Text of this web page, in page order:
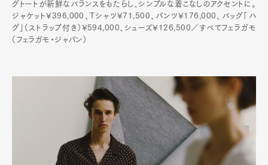
グトートが新鮮なバランスをもたらし、シンプルな着こなしのアクセントに。
ジャケット¥396,000、Tシャツ¥71,500、パンツ¥176,000、バッグ「ハ
グ」（ストラップ付き）¥594,000、シューズ¥126,500／すべてフェラガモ
（フェラガモ・ジャパン）